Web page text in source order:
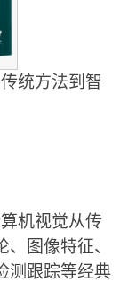
统方法到智
机视觉从传
图像特征、
测跟踪等经典